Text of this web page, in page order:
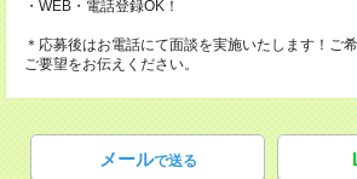
・WEB・電話登録OK！
＊応募後はお電話にて面談を実施いたします！ご
ご要望をお伝えください。
メールで送る